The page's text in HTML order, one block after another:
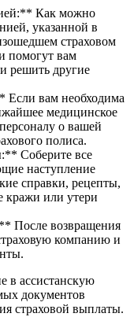
Как можно
указанной в
страховом
помогут вам
решить другие
вам необходима
медицинское
о вашей
полиса.
Соберите все
наступление
справки, рецепты,
кражи или утери
После возвращения
компанию и
в ассистанскую
документов
страховой выплаты.